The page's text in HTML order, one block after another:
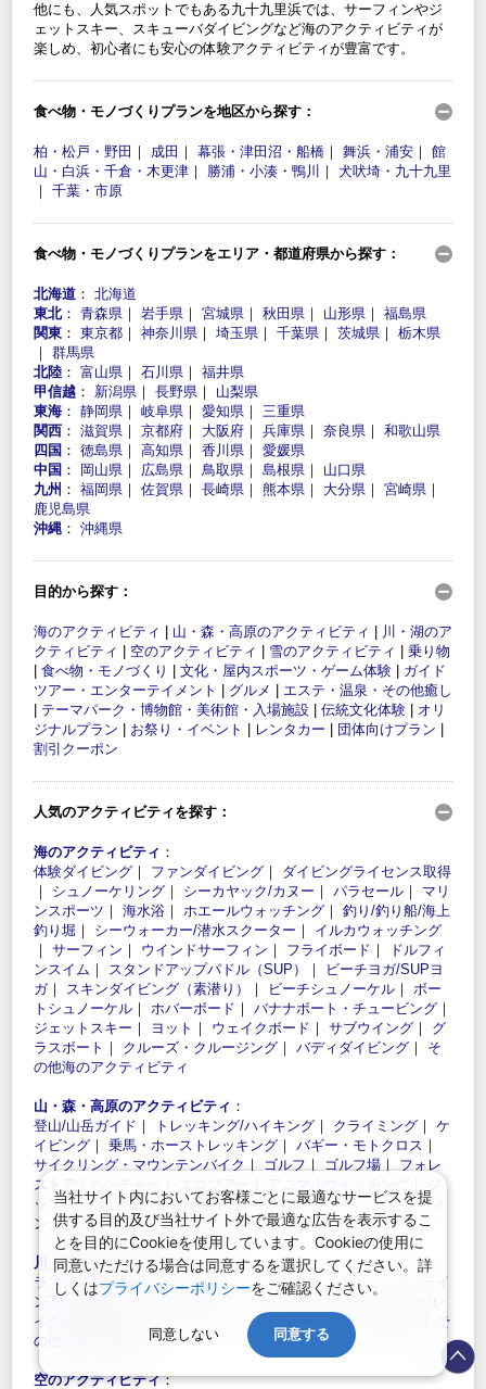
他にも、人気スポットでもある九十九里浜では、サーフィンやジ
ェットスキー、スキューバダイビングなど海のアクティビティが
楽しめ、初心者にも安心の体験アクティビティが豊富です。
食べ物・モノづくりプランを地区から探す：
柏・松戸・野田 ｜ 成田 ｜ 幕張・津田沼・船橋 ｜ 舞浜・浦安 ｜ 館
山・白浜・千倉・木更津 ｜ 勝浦・小湊・鴨川 ｜ 犬吠埼・九十九里
｜ 千葉・市原
食べ物・モノづくりプランをエリア・都道府県から探す：
北海道 ： 北海道
東北： 青森県 ｜ 岩手県 ｜ 宮城県 ｜ 秋田県 ｜ 山形県 ｜ 福島県
関東 ： 東京都 ｜ 神奈川県 ｜ 埼玉県 ｜ 千葉県 ｜ 茨城県 ｜ 栃木県
｜ 群馬県
北陸 ： 富山県 ｜ 石川県 ｜ 福井県
甲信越 ： 新潟県 ｜ 長野県 ｜ 山梨県
東海 ： 静岡県 ｜ 岐阜県 ｜ 愛知県 ｜ 三重県
関西 ： 滋賀県 ｜ 京都府 ｜ 大阪府 ｜ 兵庫県 ｜ 奈良県 ｜ 和歌山県
四国 ： 徳島県 ｜ 高知県 ｜ 香川県 ｜ 愛媛県
中国 ： 岡山県 ｜ 広島県 ｜ 鳥取県 ｜ 島根県 ｜ 山口県
九州 ： 福岡県 ｜ 佐賀県 ｜ 長崎県 ｜ 熊本県 ｜ 大分県 ｜ 宮崎県 ｜
鹿児島県
沖縄 ： 沖縄県
目的から探す：
海のアクティビティ 山・森・高原のアクティビティ
川・湖のア
クティビティ
空のアクティビティ 雪のアクティビティ
乗り物
食べ物・モノづくり 文化・屋内スポーツ・ゲーム体験
ガイド
ツアー・エンターテイメント
グルメ
エステ・温泉・その他癒し
テーマパーク・博物館・美術館・入場施設 伝統文化体験
オリ
ジナルプラン
お祭り・イベント レンタカー 団体向けプラン
割引クーポン
人気のアクティビティを探す：
海のアクティビティ ：
体験ダイビング ｜ ファンダイビング ｜ ダイビングライセンス取得
｜ シュノーケリング ｜ シーカヤック/カヌー ｜ パラセール ｜ マリ
ンスポーツ ｜ 海水浴 ｜ ホエールウォッチング ｜ 釣り/釣り船/海上
釣り堀 ｜ シーウォーカー/潜水スクーター ｜ イルカウォッチング
｜ サーフィン ｜ ウインドサーフィン ｜ フライボード ｜
ドルフィ
ンスイム ｜ スタンドアップパドル（SUP） ｜
ビーチヨガ/SUPヨ
ガ｜ スキンダイビング（素潜り） ｜ ビーチシュノーケル ｜ ボー
トシュノーケル ｜ ホバーボード ｜ バナナボート・チュービング ｜
ジェットスキー ｜ ヨット ｜ ウェイクボード ｜ サブウイング ｜ グ
ラスボート ｜ クルーズ・クルージング ｜ バディダイビング ｜ そ
の他海のアクティビティ
山・森・高原のアクティビティ ：
登山/山岳ガイド ｜ トレッキング/ハイキング ｜ クライミング ｜ ケ
イビング ｜ 乗馬・ホーストレッキング ｜ バギー・モトクロス ｜
サイクリング・マウンテンバイク ｜ ゴルフ ｜ ゴルフ場 ｜ フォレ
ストアドベンチャー
ップライン ｜キャンプ/グランピング ｜バンジー/ブリッジスウィ
ング｜ その他山・森・高原遊び
川・湖のアクティビティ：
ラフティング｜カヤック/カヌー ｜キャニオニング ｜
川下り/ライ
ン下り ｜ リバーボード・ハイドロスピード
イクSUP
シャワークライミング｜ 川釣り/湖釣り/渓流釣堀
そ
の他川遊び/湖遊び
空のアクティビティ：
当社サイト内においてお客様ごとに最適なサービスを提
供する目的及び当社サイト外で最適な広告を表示するこ
とを目的にCookieを使用しています。Cookieの使用に
同意いただける場合は同意するを選択してください。詳
しくはプライバシーポリシーをご確認ください。
同意しない 同意する